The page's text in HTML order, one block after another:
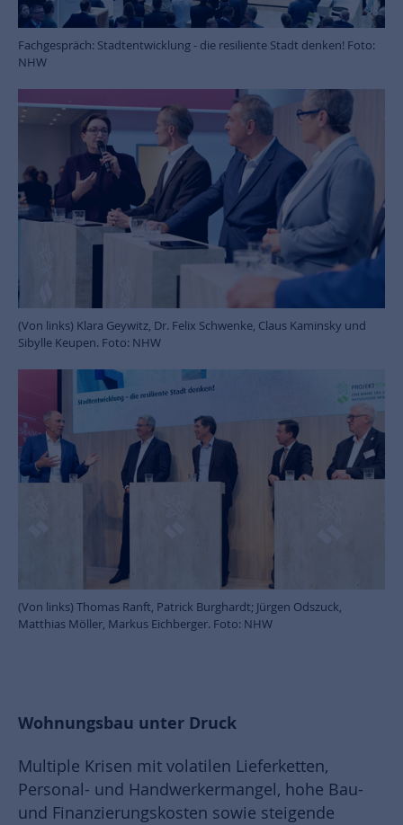
Fachgespräch: Stadtentwicklung - die resiliente Stadt denken! Foto:
NHW
(Von links) Klara Geywitz, Dr. Felix Schwenke, Claus Kaminsky und
Sibylle Keupen. Foto: NHW
(Von links) Thomas Ranft, Patrick Burghardt; Jürgen Odszuck,
Matthias Möller, Markus Eichberger. Foto: NHW
Wohnungsbau unter Druck
Multiple Krisen mit volatilen Lieferketten,
Personal- und Handwerkermangel, hohe Bau-
und Finanzierungskosten sowie steigende